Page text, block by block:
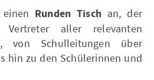
Runden Tisch an, der
Vertreter aller relevanten
von Schulleitungen über
hin zu den Schülerinnen und